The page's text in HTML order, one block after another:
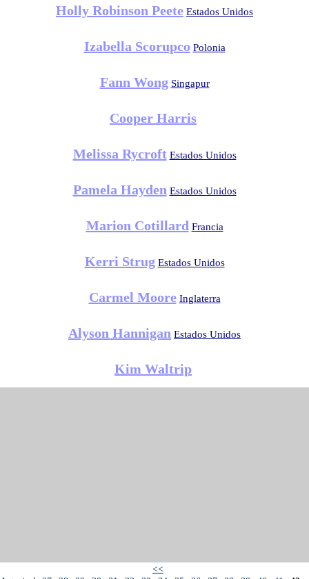
Holly Robinson Peete Estados Unidos
Izabella Scorupco Polonia
Fann Wong Singapur
Cooper Harris
Melissa Rycroft Estados Unidos
Pamela Hayden Estados Unidos
Marion Cotillard Francia
Kerri Strug Estados Unidos
Carmel Moore Inglaterra
Alyson Hannigan Estados Unidos
Kim Waltrip
<<